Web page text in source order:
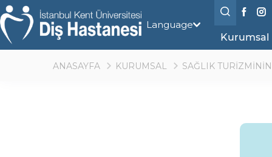
Language
Kurumsal
ANASAYFA KURUMSAL SAĞLIK